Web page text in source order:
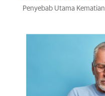
Penyebab Utama Kematian